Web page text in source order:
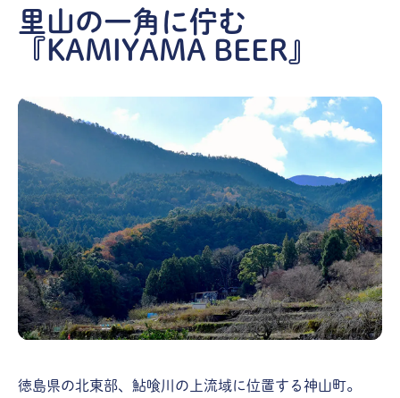
里山の一角に佇む
『KAMIYAMA BEER』
徳島県の北東部、鮎喰川の上流域に位置する神山町。